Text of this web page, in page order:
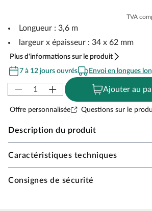
TVA
Longueur : 3,6 m
largeur x épaisseur : 34 x 62 mm
Plus d'informations sur le produit
7 à 12 jours ouvrés
Envoi en longues
Ajouter au
Offre personnalisée Questions sur le
Description du produit
Profil de transition en aluminium
Caractéristiques techniques
Consignes de sécurité